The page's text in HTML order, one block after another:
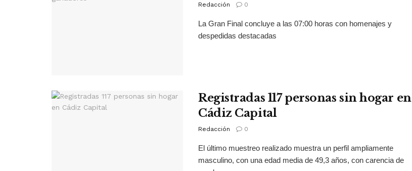
Redacción 0
La Gran Final concluye a las 07:00 horas con homenajes y
despedidas destacadas
Registradas 117 personas sin hogar en
Cádiz Capital
Redacción 0
El último muestreo realizado muestra un perfil ampliamente
masculino, con una edad media de 49,3 años, con carencia de